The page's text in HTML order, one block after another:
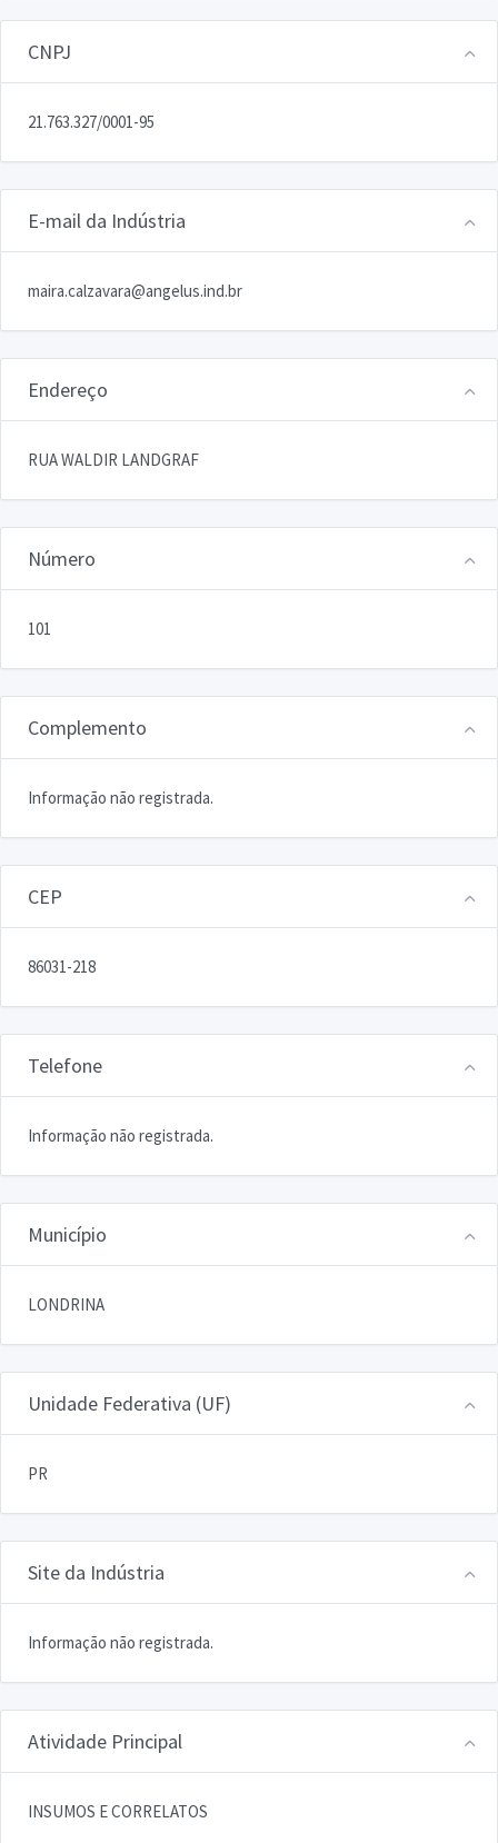
CNPJ
21.763.327/0001-95
E-mail da Indústria
maira.calzavara@angelus.ind.br
Endereço
RUA WALDIR LANDGRAF
Número
101
Complemento
Informação não registrada.
CEP
86031-218
Telefone
Informação não registrada.
Município
LONDRINA
Unidade Federativa (UF)
PR
Site da Indústria
Informação não registrada.
Atividade Principal
INSUMOS E CORRELATOS